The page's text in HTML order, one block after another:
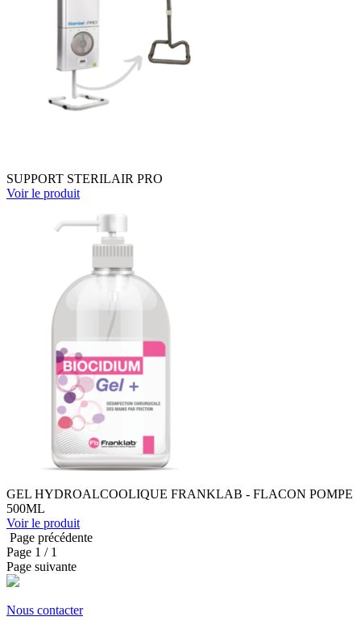
SUPPORT STERILAIR PRO
Voir le produit
GEL HYDROALCOOLIQUE FRANKLAB - FLACON POMPE
500ML
Voir le produit
Page précédente
Page 1 / 1
Page suivante
Nous contacter